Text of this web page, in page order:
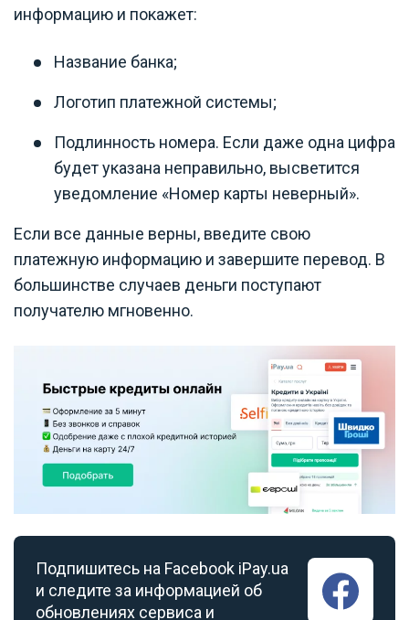
информацию и покажет:
Название банка;
Логотип платежной системы;
Подлинность номера. Если даже одна цифра
будет указана неправильно, высветится
уведомление «Номер карты неверный».
Если все данные верны, введите свою
платежную информацию и завершите перевод. В
большинстве случаев деньги поступают
получателю мгновенно.
Подпишитесь на Facebook iPay.ua
и следите за информацией об
обновлениях сервиса и